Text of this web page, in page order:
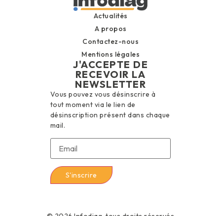
Actualités
A propos
Contactez-nous
Mentions légales
J'ACCEPTE DE
RECEVOIR LA
NEWSLETTER
Vous pouvez vous désinscrire à
tout moment via le lien de
désinscription présent dans chaque
mail.